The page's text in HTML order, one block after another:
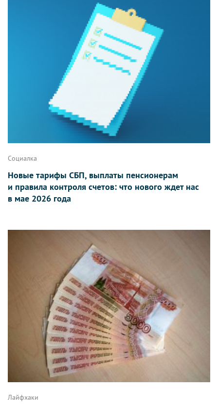
Социалка
Новые тарифы СБП, выплаты пенсионерам
и правила контроля счетов: что нового ждет нас
в мае 2026 года
Лайфхаки